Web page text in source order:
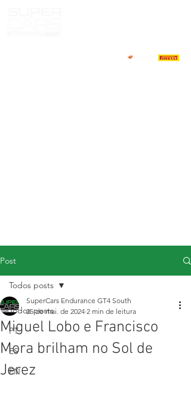
Post
Todos posts
PT
ES
EN
Todos posts
Miguel Lobo e Francisco
Mora brilham no Sol de
Jerez
SuperCars Endurance GT4 South
25 de mai. de 2024 2 min de leitura